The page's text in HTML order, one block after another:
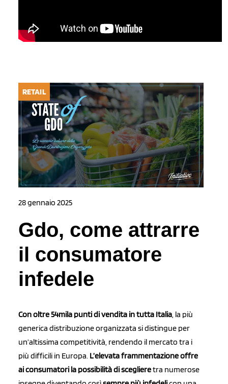
RETAIL
28 gennaio 2025
Gdo, come attrarre
il consumatore
infedele
Con oltre 54mila punti di vendita in tutta Italia, la più
generica distribuzione organizzata si distingue per
un’altissima competitività, rendendo il mercato tra i
più difficili in Europa. L’elevata frammentazione offre
ai consumatori la possibilità di sceglieretra numerose